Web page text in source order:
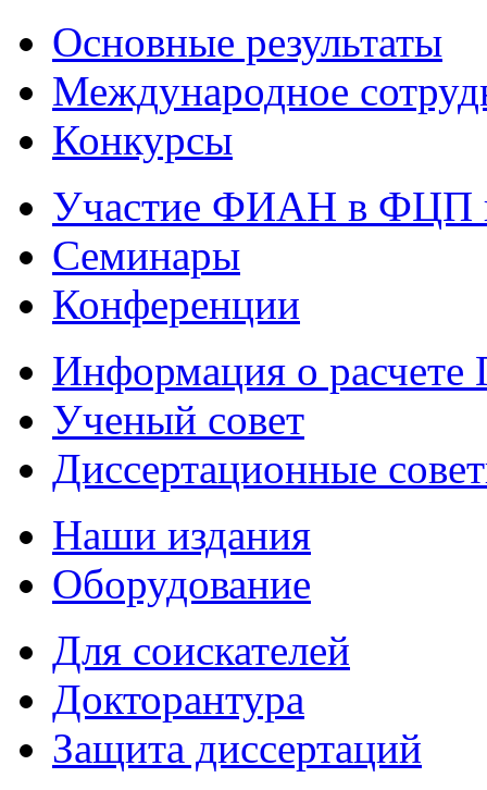
Основные результаты
Международное
Конкурсы
Участие ФИАН в ФЦП
Семинары
Конференции
Информация о
Ученый совет
Диссертационные
Наши издания
Оборудование
Для соискателей
Докторантура
Защита диссертаций